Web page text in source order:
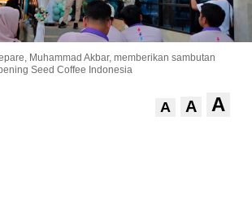
Muhammad Akbar, memberikan sambutan
Seed Coffee Indonesia
A A A